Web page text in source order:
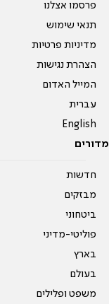
פרסמו אצלנו
תנאי שימוש
מדיניות פרטיות
הצהרת נגישות
המייל האדום
עברית
English
מדורים
חדשות
מבזקים
ביטחוני
פוליטי-מדיני
בארץ
בעולם
משפט ופלילים